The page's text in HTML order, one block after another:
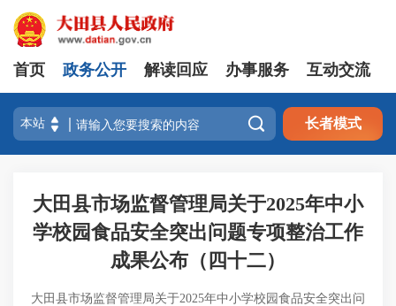
首页 政务公开 解读回应 办事服务 互动交流
 长者模式
大田县市场监督管理局关于2025年中小
学校园食品安全突出问题专项整治工作
成果公布（四十二）
大田县市场监督管理局关于2025年中小学校园食品安全突出问